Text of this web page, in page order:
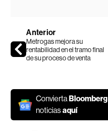
Anterior
Metrogas mejora su
rentabilidad en el tramo final
de su proceso de venta
Convierta
noticiasaquí